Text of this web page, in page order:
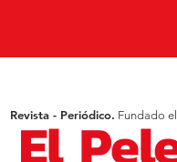
Revista - Periódico. Fundado